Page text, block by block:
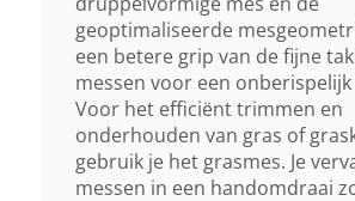
geoptimaliseerde
een betere grip van de fijne
messen voor een
Voor het efficiënt trimmen en
onderhouden van gras of
gebruik je het grasmes. Je
messen in een handomdraai
Autonomie As 2 Accu
110 Min 3)
Bijzonderheden
Incl. Accu En Lader